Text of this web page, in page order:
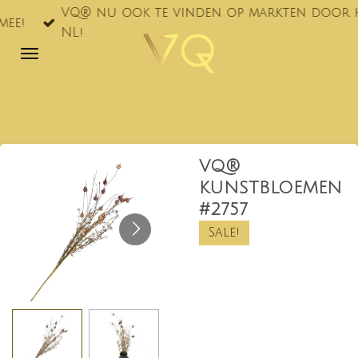
Ga
naar
VQ® nu ook te vinden op markten door
NL!
VQ®
KUNSTBLOEMEN
#2757
Sale!